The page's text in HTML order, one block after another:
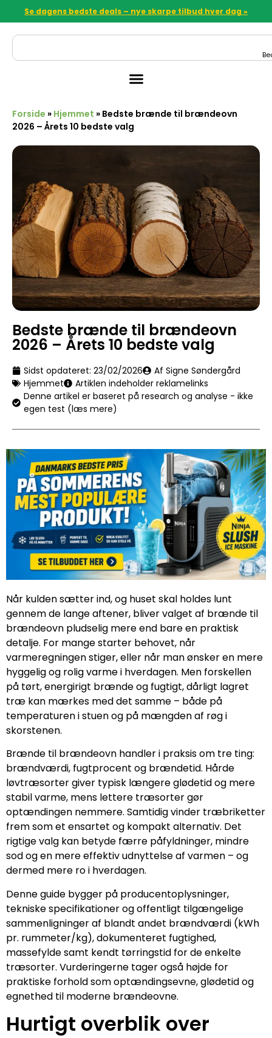
Se dagens bedste deals – nye skarpe tilbud hver dag »
Forside » Hjemmet » Bedste brænde til brændeovn
2026 – Årets 10 bedste valg
Bedste brænde til brændeovn
2026 – Årets 10 bedste valg
Sidst opdateret: 23/02/2026
Af Signe Søndergård
Hjemmet
Artiklen indeholder reklamelinks
Denne artikel er baseret på research og analyse - ikke
egen test (læs mere)
Når kulden sætter ind, og huset skal holdes lunt
gennem de lange aftener, bliver valget af brænde til
brændeovn pludselig mere end bare en praktisk
detalje. For mange starter behovet, når
varmeregningen stiger, eller når man ønsker en mere
hyggelig og rolig varme i hverdagen. Men forskellen
på tørt, energirigt brænde og fugtigt, dårligt lagret
træ kan mærkes med det samme – både på
temperaturen i stuen og på mængden af røg i
skorstenen.
Brænde til brændeovn handler i praksis om tre ting:
brændværdi, fugtprocent og brændetid. Hårde
løvtræsorter giver typisk længere glødetid og mere
stabil varme, mens lettere træsorter gør
optændingen nemmere. Samtidig vinder træbriketter
frem som et ensartet og kompakt alternativ. Det
rigtige valg kan betyde færre påfyldninger, mindre
sod og en mere effektiv udnyttelse af varmen – og
dermed mere ro i hverdagen.
Denne guide bygger på producentoplysninger,
tekniske specifikationer og offentligt tilgængelige
sammenligninger af blandt andet brændværdi (kWh
pr. rummeter/kg), dokumenteret fugtighed,
massefylde samt kendt tørringstid for de enkelte
træsorter. Vurderingerne tager også højde for
praktiske forhold som optændingsevne, glødetid og
egnethed til moderne brændeovne.
Hurtigt overblik over